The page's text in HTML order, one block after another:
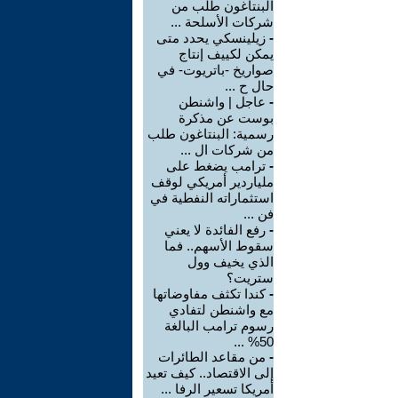
البنتاغون طلب من
شركات الأسلحة ...
- زيلينسكي يحدد متى
يمكن لكييف إنتاج
صواريخ -باتريوت- في
حال ح ...
- عاجل | واشنطن
بوست عن مذكرة
رسمية: البنتاغون طلب
من شركات ال ...
- ترامب يضغط على
ملياردير أمريكي لوقف
استثماراته النفطية في
فن ...
- رفع الفائدة لا يعني
سقوط الأسهم.. فما
الذي يخيف وول
ستريت؟
-كندا تكثف مفاوضاتها
مع واشنطن لتفادي
رسوم ترامب البالغة
50% ...
- من مقاعد الطائرات
إلى الاقتصاد.. كيف تعيد
أمريكا تسعير الرفا ...